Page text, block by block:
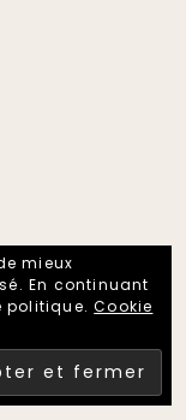
mieux
En continuant
politique.Cookie